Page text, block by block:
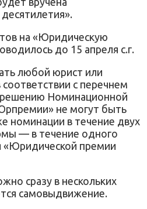
на «Юридическую
до 15 апреля с.г.
любой юрист или
с перечнем
решению Номинационной
не могут быть
номинации в течение двух
— в течение одного
«Юридической премии
сразу в нескольких
самовыдвижение.